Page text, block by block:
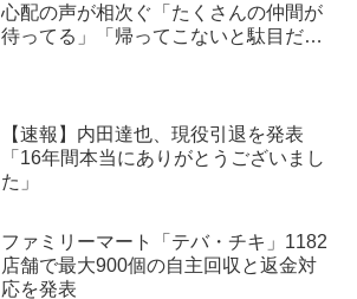
心配の声が相次ぐ「たくさんの仲間が
待ってる」「帰ってこないと駄目だ
【速報】内田達也、現役引退を発表
「16年間本当にありがとうございまし
た」
ファミリーマート「テバ・チキ」1182
店舗で最大900個の自主回収と返金対
応を発表